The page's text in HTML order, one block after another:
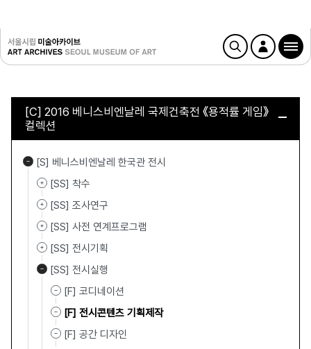
[C] 2016 베니스비엔날레 국제건축전 《용적률 게임》
컬렉션
[S] 베니스비엔날레 한국관 전시
[SS] 착수
[SS] 조사연구
[SS] 사전 연계프로그램
[SS] 전시기획
[SS] 전시실행
[F] 코디네이션
[F] 전시콘텐츠 기획제작
[F] 공간 디자인